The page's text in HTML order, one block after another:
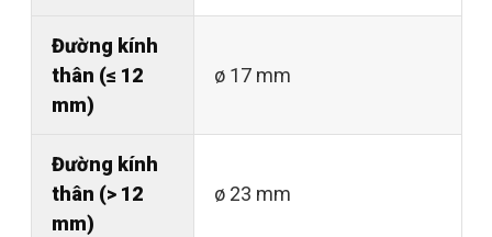
Đường kính
thân (≤ 12
mm)
ø 17 mm
Đường kính
thân (> 12
mm)
ø 23 mm